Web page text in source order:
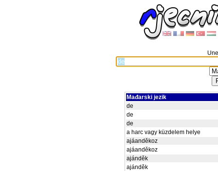
Mađarski jezik
de
de
de
a harc vagy küzdelem helye
ajáanděkoz
ajáanděkoz
ajánděk
ajánděk